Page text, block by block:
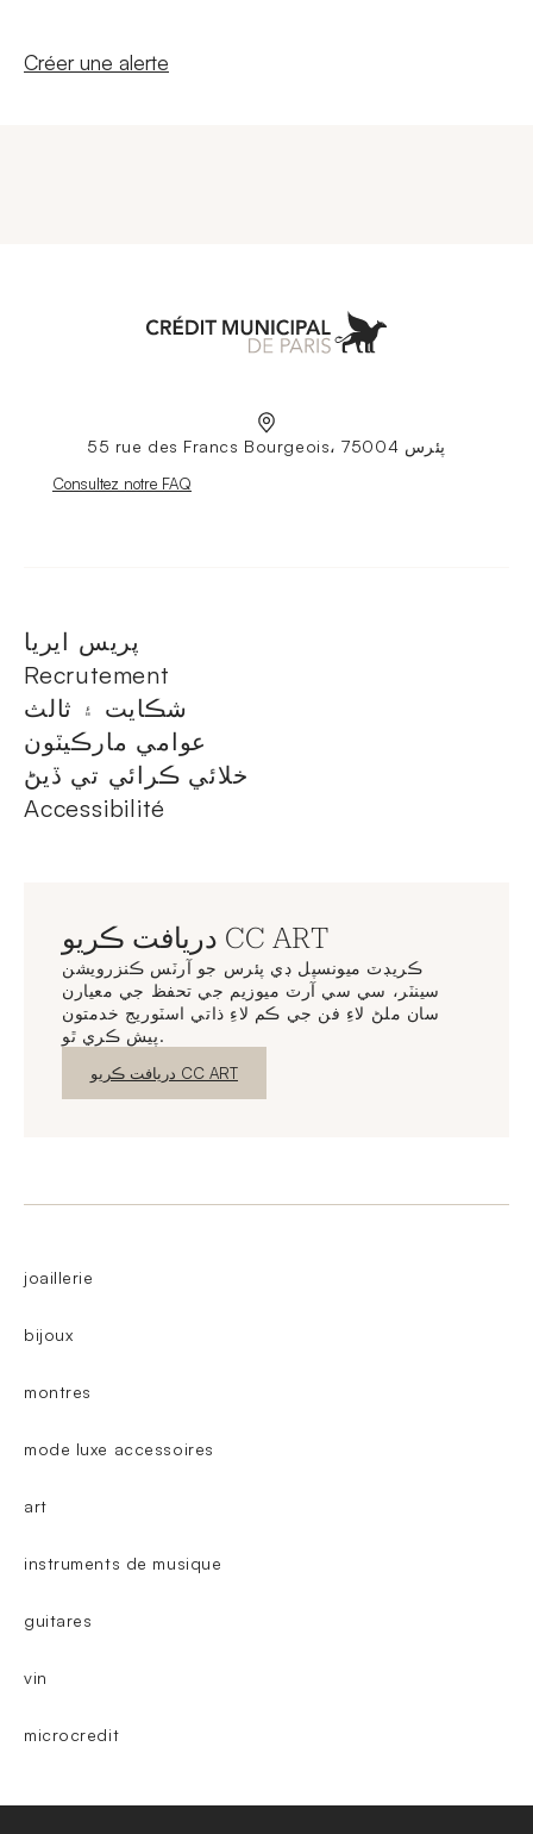
Nouvelle fenêtre
Créer une alerte
55 rue des Francs Bourgeois، 75004 پئرس
Nouvelle fenêtre
Consultez notre FAQ
پريس ايريا
Recrutement
شڪايت ۽ ثالث
عوامي مارڪيٽون
خلائي ڪرائي تي ڏيڻ
Accessibilité
دريافت ڪريو CC ART
ڪريڊٽ ميونسپل ڊي پئرس جو آرٽس ڪنزرويشن
سينٽر، سي سي آرٽ ميوزيم جي تحفظ جي معيارن
سان ملڻ لاءِ فن جي ڪم لاءِ ذاتي اسٽوريج خدمتون
پيش ڪري ٿو.
نئين ونڊو دريافت ڪريو CC ART
joaillerie
bijoux
montres
mode luxe accessoires
art
instruments de musique
guitares
vin
microcredit